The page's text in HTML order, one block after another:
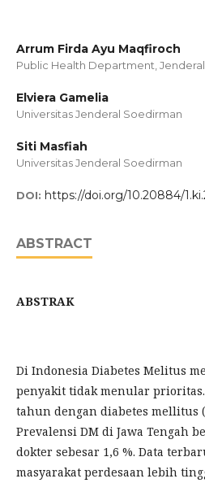
Arrum Firda Ayu Maqfiroch
Public Health Department,
Elviera Gamelia
Universitas Jenderal Soedirman
Siti Masfiah
Universitas Jenderal Soedirman
DOI: https://doi.org/10.20884/
ABSTRACT
ABSTRAK
Di Indonesia Diabetes Melitus
penyakit tidak menular
tahun dengan diabetes mellitus
Prevalensi DM di Jawa Tengah
dokter sebesar 1,6 %. Data
masyarakat perdesaan lebih